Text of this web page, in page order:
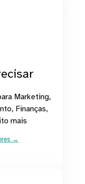
Marketing,
Finanças,
mais
→